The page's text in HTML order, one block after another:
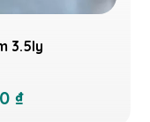
3.5ly
₫